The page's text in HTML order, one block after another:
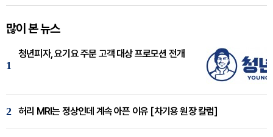
많이 본 뉴스
1
청년피자, 요기요 주문 고객 대상 프로모션 전개
2 허리 MRI는 정상인데 계속 아픈 이유 [차기용 원장 칼럼]